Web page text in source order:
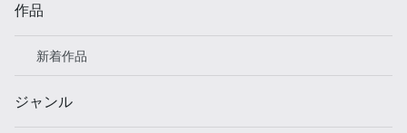
作品
新着作品
ジャンル